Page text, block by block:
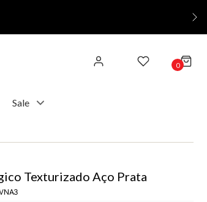
0
Sale
Texturizado Aço Prata